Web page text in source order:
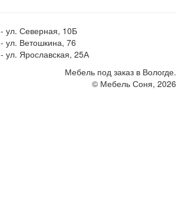
- ул. Северная, 10Б
- ул. Ветошкина, 76
- ул. Ярославская, 25А
Мебель под заказ в Вологде.
© Мебель Соня, 2026